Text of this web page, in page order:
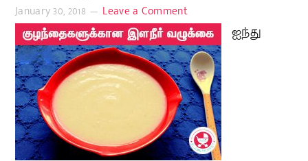
January 30, 2018 Leave a Comment
ஐந்து